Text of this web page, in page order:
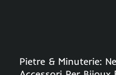
Pietre & Minuterie: